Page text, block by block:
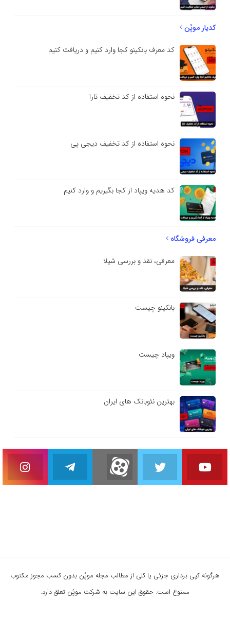
کدیار موپُن
کد معرف بانکینو کجا وارد کنیم و دریافت کنیم
نحوه استفاده از کد تخفیف تارا
نحوه استفاده از کد تخفیف دیجی پی
کد هدیه ویپاد از کجا بگیریم و وارد کنیم
معرفی فروشگاه
معرفی، نقد و بررسی شیلا
بانکینو چیست
ویپاد چیست
بهترین نئوبانک های ایران
هرگونه کپی برداری جزئی یا کلی از مطالب مجله موپُن بدون کسب مجوز مکتوب
ممنوع است. حقوق این سایت به شرکت موپُن تعلق دارد.